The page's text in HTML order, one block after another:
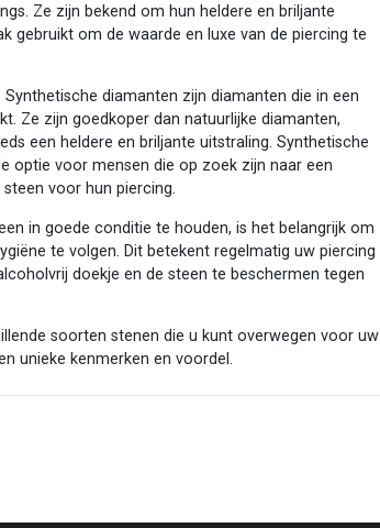
Ze zijn bekend om hun heldere en briljante
gebruikt om de waarde en luxe van de piercing te
diamanten zijn diamanten die in een
Ze zijn goedkoper dan natuurlijke diamanten,
een heldere en briljante uitstraling. Synthetische
optie voor mensen die op zoek zijn naar een
voor hun piercing.
in goede conditie te houden, is het belangrijk om
te volgen. Dit betekent regelmatig uw piercing
doekje en de steen te beschermen tegen
soorten stenen die u kunt overwegen voor uw
unieke kenmerken en voordel.